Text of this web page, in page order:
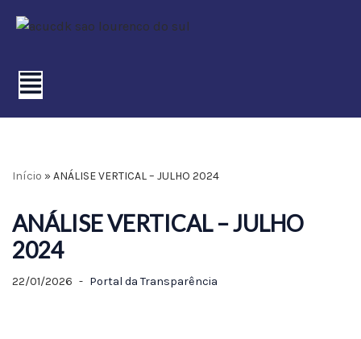
conteúdo
Início » ANÁLISE VERTICAL – JULHO 2024
ANÁLISE VERTICAL – JULHO
2024
22/01/2026 Portal da Transparência